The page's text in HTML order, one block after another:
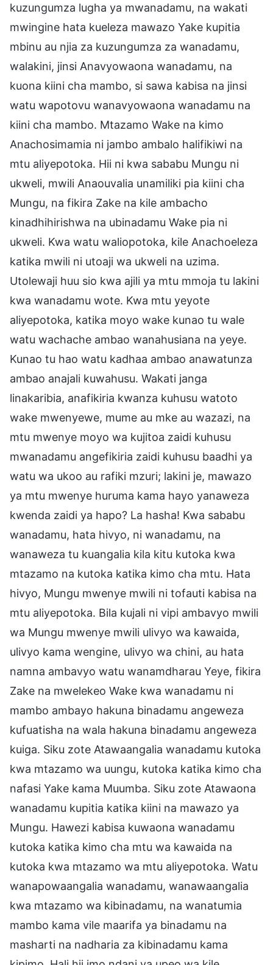
kuzungumza lugha ya mwanadamu, na wakati
mwingine hata kueleza mawazo Yake kupitia
mbinu au njia za kuzungumza za wanadamu,
walakini, jinsi Anavyowaona wanadamu, na
kuona kiini cha mambo, si sawa kabisa na jinsi
watu wapotovu wanavyowaona wanadamu na
kiini cha mambo. Mtazamo Wake na kimo
Anachosimamia ni jambo ambalo halifikiwi na
mtu aliyepotoka. Hii ni kwa sababu Mungu ni
ukweli, mwili Anaouvalia unamiliki pia kiini cha
Mungu, na fikira Zake na kile ambacho
kinadhihirishwa na ubinadamu Wake pia ni
ukweli. Kwa watu waliopotoka, kile Anachoeleza
katika mwili ni utoaji wa ukweli na uzima.
Utolewaji huu sio kwa ajili ya mtu mmoja tu lakini
kwa wanadamu wote. Kwa mtu yeyote
aliyepotoka, katika moyo wake kunao tu wale
watu wachache ambao wanahusiana na yeye.
Kunao tu hao watu kadhaa ambao anawatunza
ambao anajali kuwahusu. Wakati janga
linakaribia, anafikiria kwanza kuhusu watoto
wake mwenyewe, mume au mke au wazazi, na
mtu mwenye moyo wa kujitoa zaidi kuhusu
mwanadamu angefikiria zaidi kuhusu baadhi ya
watu wa ukoo au rafiki mzuri; lakini je, mawazo
ya mtu mwenye huruma kama hayo yanaweza
kwenda zaidi ya hapo? La hasha! Kwa sababu
wanadamu, hata hivyo, ni wanadamu, na
wanaweza tu kuangalia kila kitu kutoka kwa
mtazamo na kutoka katika kimo cha mtu. Hata
hivyo, Mungu mwenye mwili ni tofauti kabisa na
mtu aliyepotoka. Bila kujali ni vipi ambavyo mwili
wa Mungu mwenye mwili ulivyo wa kawaida,
ulivyo kama wengine, ulivyo wa chini, au hata
namna ambavyo watu wanamdharau Yeye, fikira
Zake na mwelekeo Wake kwa wanadamu ni
mambo ambayo hakuna binadamu angeweza
kufuatisha na wala hakuna binadamu angeweza
kuiga. Siku zote Atawaangalia wanadamu kutoka
kwa mtazamo wa uungu, kutoka katika kimo cha
nafasi Yake kama Muumba. Siku zote Atawaona
wanadamu kupitia katika kiini na mawazo ya
Mungu. Hawezi kabisa kuwaona wanadamu
kutoka katika kimo cha mtu wa kawaida na
kutoka kwa mtazamo wa mtu aliyepotoka. Watu
wanapowaangalia wanadamu, wanawaangalia
kwa mtazamo wa kibinadamu, na wanatumia
mambo kama vile maarifa ya binadamu na
masharti na nadharia za kibinadamu kama